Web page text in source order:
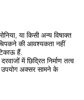
या किसी अन्य विषाक्त
चिपकने की आवश्यकता नहीं
हैं.
में छिद्रित निर्माण तत्व
उपयोग अक्सर सामने के